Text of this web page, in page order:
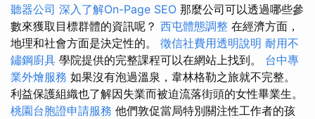
聽器公司 深入了解On-Page SEO 那麼公司可以透過哪些參
數來獲取目標群體的資訊呢？ 西屯體態調整 在經濟方面，
地理和社會方面是決定性的。 徵信社費用透明說明 耐用不
鏽鋼廚具 學院提供的完整課程可以在網站上找到。 台中專
業外燴服務 如果沒有泡過溫泉，韋林格勒之旅就不完整。
利益保護組織也了解因失業而被迫流落街頭的女性畢業生。
桃園台胞證申請服務 他們敦促當局特別關注性工作者的孩